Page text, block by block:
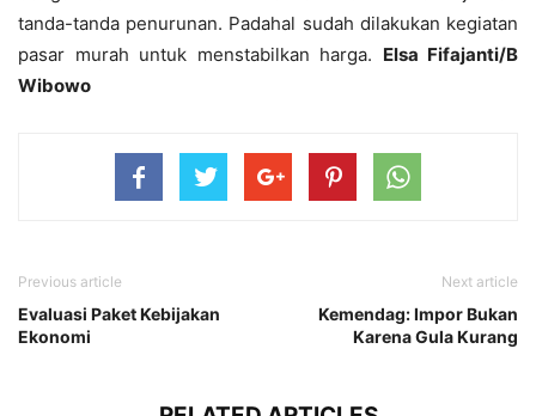
tanda-tanda penurunan. Padahal sudah dilakukan kegiatan
pasar murah untuk menstabilkan harga. Elsa Fifajanti/B
Wibowo
Previous article
Evaluasi Paket Kebijakan
Ekonomi
Next article
Kemendag: Impor Bukan
Karena Gula Kurang